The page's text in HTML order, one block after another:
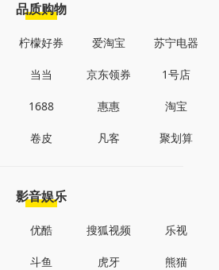
品质购物
柠檬好券 爱淘宝 苏宁电器
当当 京东领券 1号店
1688 惠惠 淘宝
卷皮 凡客 聚划算
影音娱乐
优酷 搜狐视频 乐视
斗鱼 虎牙 熊猫